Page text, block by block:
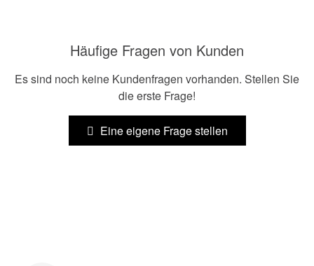
Häufige Fragen von Kunden
Es sind noch keine Kundenfragen vorhanden. Stellen Sie
die erste Frage!
Eine eigene Frage stellen